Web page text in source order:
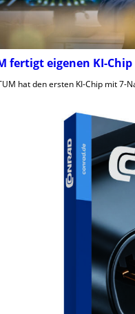
fertigt eigenen KI-Chip
hat den ersten KI-Chip mit 7-